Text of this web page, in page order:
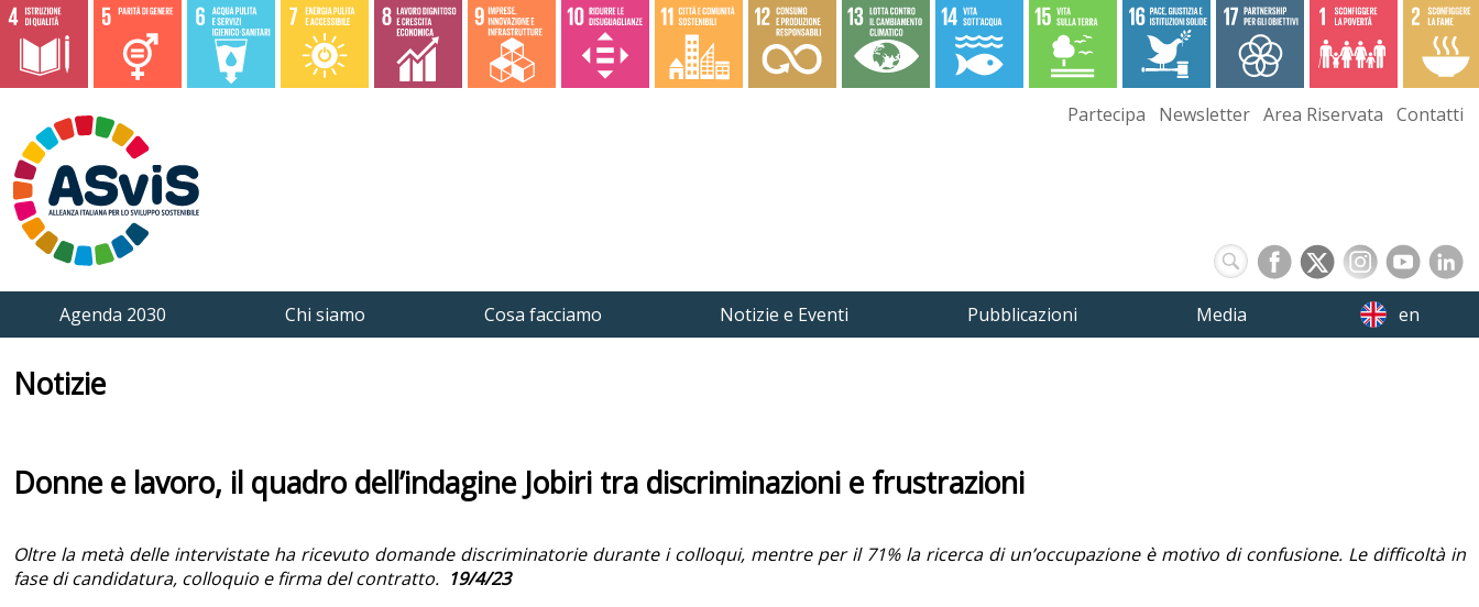
Partecipa Newsletter Area Riservata Contatti
Agenda 2030 Chi siamo Cosa facciamo Notizie e Eventi Pubblicazioni Media en
Notizie
Donne e lavoro, il quadro dell’indagine Jobiri tra discriminazioni e frustrazioni
Oltre la metà delle intervistate ha ricevuto domande discriminatorie durante i colloqui, mentre per il 71% la ricerca di un’occupazione è motivo di confusione. Le difficoltà in
fase di candidatura, colloquio e firma del contratto. 19/4/23